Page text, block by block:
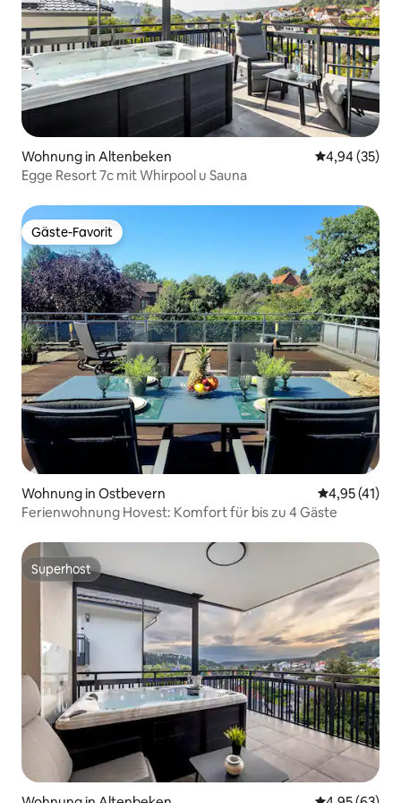
Wohnung in Altenbeken
4,94 (35)
Egge Resort 7c mit Whirpool u Sauna
Gäste-Favorit
Gäste-Favorit
Wohnung in Ostbevern
4,95 (41)
Ferienwohnung Hovest: Komfort für bis zu 4 Gäste
Superhost
Superhost